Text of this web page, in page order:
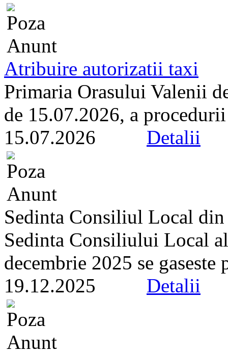
Atribuire autorizatii taxi
Primaria Orasului Valenii
de 15.07.2026, a
15.07.2026 Detalii
Sedinta Consiliul Local
Sedinta Consiliului Local
decembrie 2025 se
19.12.2025 Detalii